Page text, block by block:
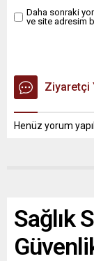
Daha sonraki
ve site adresim
Ziyaretçi
Henüz yorum
Sağlık